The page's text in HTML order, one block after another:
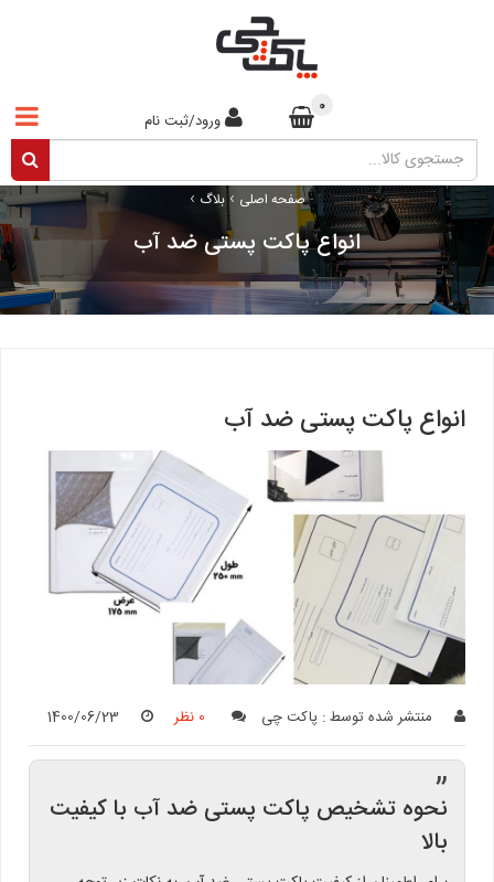
ورود/ثبت نام
0
صفحه اصلی › بلاگ ›
انواع پاکت پستی ضد آب
انواع پاکت پستی ضد آب
منتشر شده توسط : پاکت چی 0 نظر 1400/06/23
”
نحوه تشخیص پاکت پستی ضد آب با کیفیت
بالا